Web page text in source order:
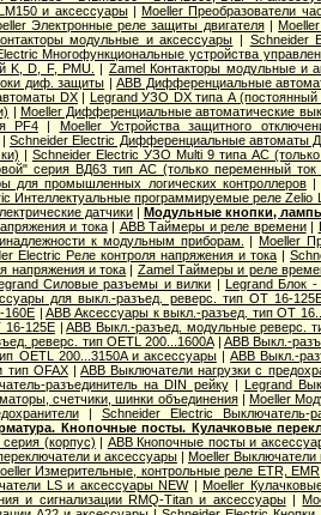
и аксессуары|Moeller Преобразователи
Электронные реле защиты двигателя|
модульные и аксессуары | Schneider
Многофункциональные устройства
K, D, F, PMU.
| Zamel Контакторы модульные и
диф. защиты |ABB Дифференциальные
DX| Legrand УЗО DX типа А (постоянный
| Moeller Дифференциальные автоматические
PF4| Moeller Устройства защитного
| Schneider Electric Дифференциальные автоматы
| Schneider Electric УЗО Multi 9 типа АС
серия ВД63 тип АС (только переменный ток
для промышленных логических контроллеров|
Интеллектуальные программируемые реле Zelio
датчики|Модульные кнопки,
и тока| ABB Таймеры и реле времени|
к модульным приборам. |Moeller
Electric Реле контроля напряжения и тока |
напряжения и тока | Zamel Таймеры и реле
Cиловые разъемы и вилки | Legrand Блок
для выкл.-разъед. реверс. тип OT 16-
160E |ABB Аксессуары к выкл.-разъед. тип OT
16-125E|ABB Выкл.-разъед. модульные реверс.
реверс. тип OETL 200...1600A|ABB Выкл.-
OETL 200...3150A и аксессуары|ABB Выкл.-
тип OFAX|ABB Выключатели нагрузки с
разъединитель на DIN рейку| Legrand
счетчики, шинки объединения|Moeller
| Schneider Electric Выключатель-
Кнопочные посты. Кулачковые
(корпус) | ABB Кнопочные посты и
и аксессуары|Moeller Выключатели
Измерительные, контрольные реле ETR, EMR,
LS и аксессуары NEW|Moeller
и сигнализации RMQ-Titan и аксессуары|